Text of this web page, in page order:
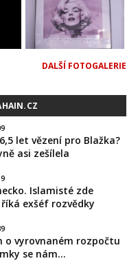
DALŠÍ FOTOGALERIE
let vězení pro Blažka?
asi zešílela
Islamisté zde
exšéf rozvědky
o vyrovnaném rozpočtu
se nám…